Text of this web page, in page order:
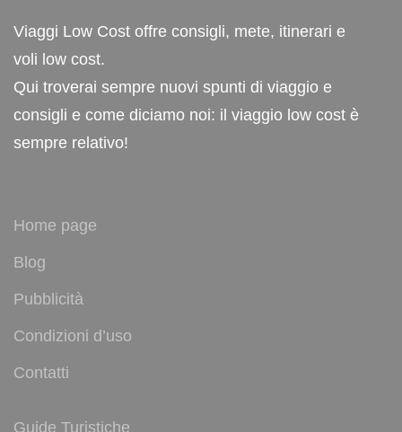
Viaggi Low Cost offre consigli, mete, itinerari e
voli low cost.
Qui troverai sempre nuovi spunti di viaggio e
consigli e come diciamo noi: il viaggio low cost è
sempre relativo!
Home page
Blog
Pubblicità
Condizioni d’uso
Contatti
Guide Turistiche